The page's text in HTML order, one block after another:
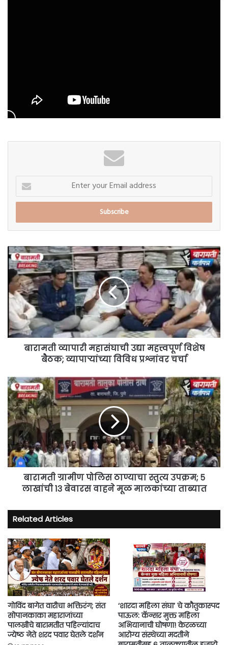
Enter
your
Email
बारामती
व्यापारी
महासंघाची
उद्या
महत्त्वपूर्ण
विशेष
बैठक;
व्यापाऱ्यांच्या
विविध
बारामती व्यापारी महासंघाची उद्या महत्त्वपूर्ण विशेष
बैठक; व्यापाऱ्यांच्या विविध प्रश्नांवर चर्चा
बारामती
ग्रामीण
पोलिस
ठाण्याचा
स्तुत्य
उपक्रम;
५
लाखांची
१३
मालकांच्या
ताब्यात
बारामती ग्रामीण पोलिस ठाण्याचा स्तुत्य उपक्रम; ५
लाखांची १३ बेवारस वाहने मूळ मालकांच्या ताब्यात
Related Articles
गोविंद बागेत वारीचा भक्तिरंग; संत
सोपानकाका महाराजांच्या
पालखीचे बारामतीत पहिल्यांदाच
ज्येष्ठ नेते शरद पवार घेतले दर्शन
‘शारदा महिला संघा’ चे कौतुकास्पद
पाऊल: कॅन्सर मुक्त महिला
अभियानाची घोषणा! केरळच्या
आरोग्य संस्थेच्या मदतीने